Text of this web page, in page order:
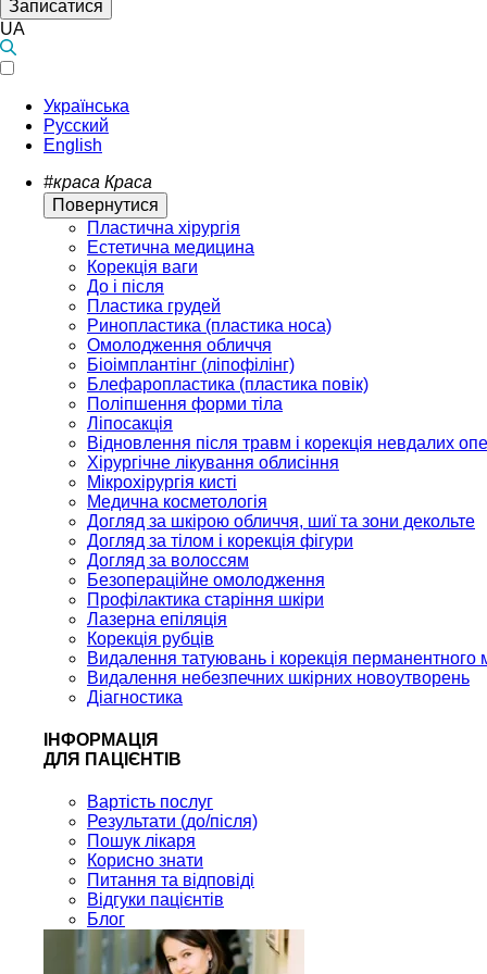
Записатися
UA
Українська
Русский
English
#краса Краса
Повернутися
Пластична хірургія
Естетична медицина
Корекція ваги
До і після
Пластика грудей
Ринопластика (пластика носа)
Омолодження обличчя
Біоімплантінг (ліпофілінг)
Блефаропластика (пластика повік)
Поліпшення форми тіла
Ліпосакція
Відновлення після травм і корекція невдалих
Хірургічне лікування облисіння
Мікрохірургія кисті
Медична косметологія
Догляд за шкірою обличчя, шиї та зони декольте
Догляд за тілом і корекція фігури
Догляд за волоссям
Безопераційне омолодження
Профілактика старіння шкіри
Лазерна епіляція
Корекція рубців
Видалення татуювань і корекція перманентного
Видалення небезпечних шкірних новоутворень
Діагностика
ІНФОРМАЦІЯ
ДЛЯ ПАЦІЄНТІВ
Вартість послуг
Результати (до/після)
Пошук лікаря
Корисно знати
Питання та відповіді
Відгуки пацієнтів
Блог